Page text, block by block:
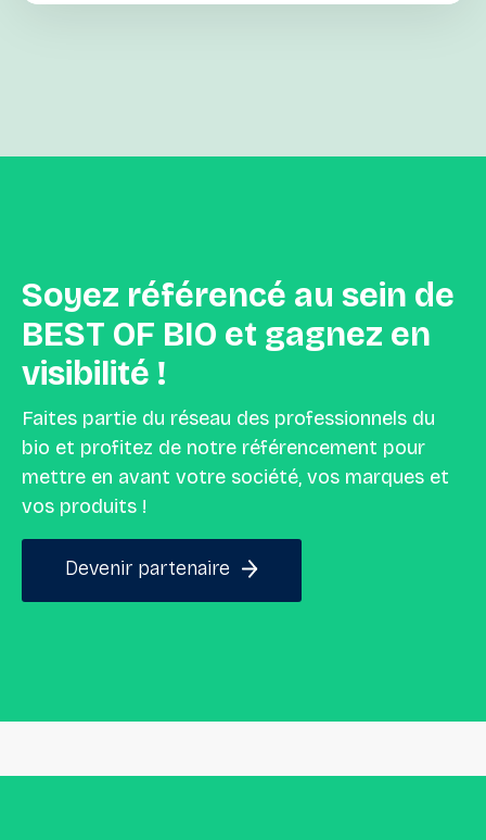
Soyez référencé au sein de
BEST OF BIO et gagnez en
visibilité !
Faites partie du réseau des professionnels du
bio et profitez de notre référencement pour
mettre en avant votre société, vos marques et
vos produits !
Devenir partenaire